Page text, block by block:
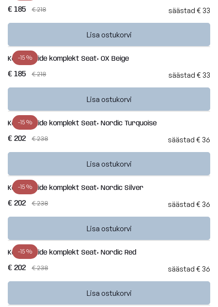
€ 185 € 218 säästad € 33
Lisa ostukorvi
-15 %
Kott-toolide komplekt Seat+ OX Beige
€ 185 € 218 säästad € 33
Lisa ostukorvi
-15 %
Kott-toolide komplekt Seat+ Nordic Turquoise
€ 202 € 238 säästad € 36
Lisa ostukorvi
-15 %
Kott-toolide komplekt Seat+ Nordic Silver
€ 202 € 238 säästad € 36
Lisa ostukorvi
-15 %
Kott-toolide komplekt Seat+ Nordic Red
€ 202 € 238 säästad € 36
Lisa ostukorvi